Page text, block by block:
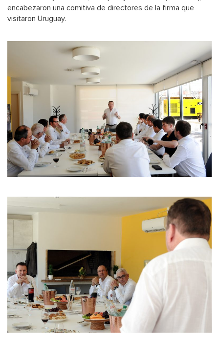
encabezaron una comitiva de directores de la firma que
visitaron Uruguay.